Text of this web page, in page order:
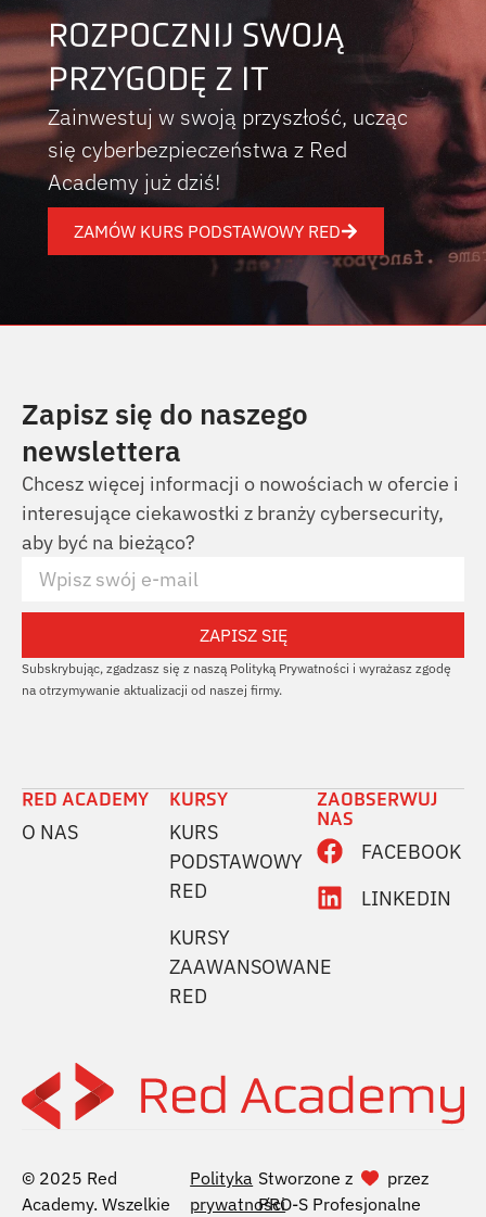
ROZPOCZNIJ SWOJĄ
PRZYGODĘ Z IT
Zainwestuj w swoją przyszłość, ucząc
się cyberbezpieczeństwa z Red
Academy już dziś!
ZAMÓW KURS PODSTAWOWY RED
Zapisz się do naszego
newslettera
Chcesz więcej informacji o nowościach w ofercie i
interesujące ciekawostki z branży cybersecurity,
aby być na bieżąco?
ZAPISZ SIĘ
Subskrybując, zgadzasz się z naszą Polityką Prywatności i wyrażasz zgodę
na otrzymywanie aktualizacji od naszej firmy.
RED ACADEMY
O NAS
KURSY
KURS
PODSTAWOWY
RED
KURSY
ZAAWANSOWANE
RED
ZAOBSERWUJ
NAS
FACEBOOK
LINKEDIN
© 2025 Red
Academy. Wszelkie
Polityka
prywatności
Stworzone z
przez
PRO-S Profesjonalne